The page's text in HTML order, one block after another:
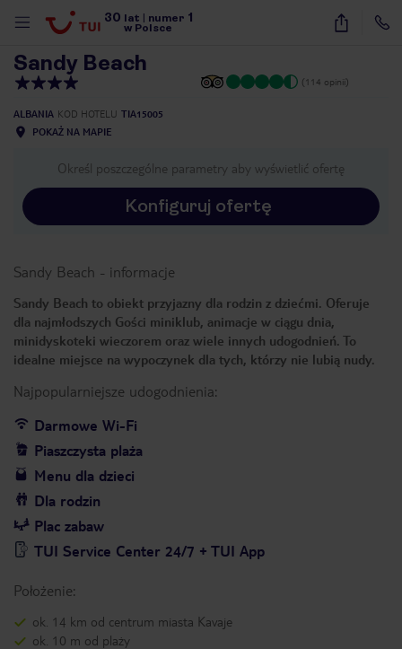
30 lat numer 1
w Polsce
19
Sandy Beach
(114 opinii)
ALBANIA KOD HOTELU TIA15005
POKAŻ NA MAPIE
Określ poszczególne parametry aby wyświetlić ofertę
Konfiguruj ofertę
Sandy Beach - informacje
Sandy Beach to obiekt przyjazny dla rodzin z dziećmi. Oferuje
dla najmłodszych Gości miniklub, animacje w ciągu dnia,
minidyskoteki wieczorem oraz wiele innych udogodnień. To
idealne miejsce na wypoczynek dla tych, którzy nie lubią nudy.
Najpopularniejsze udogodnienia:
Darmowe Wi-Fi
Piaszczysta plaża
Menu dla dzieci
Dla rodzin
Plac zabaw
TUI Service Center 24/7 + TUI App
Położenie:
ok. 14 km od centrum miasta Kavaje
ok. 10 m od plaży